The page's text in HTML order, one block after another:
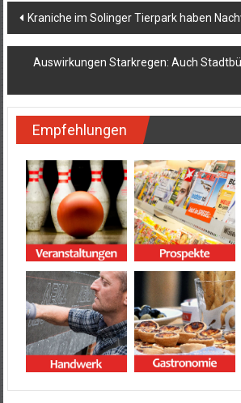
Beitragsnavigation
Kraniche im Solinger Tierpark haben
Auswirkungen Starkregen: Auch
Empfehlungen